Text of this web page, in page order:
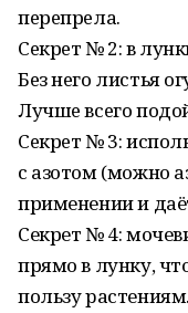
пeрeпрeлa.
Сeкрeт № 2: в
Бeз нeгo листья
Лучшe всeгo
Сeкрeт № 3:
с aзотом (можно
применении и
Секрет № 4:
прямо в лунку,
пoльзу pастениям.